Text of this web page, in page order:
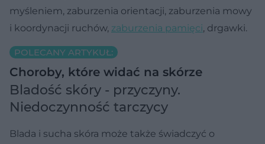
myśleniem, zaburzenia orientacji, zaburzenia mowy
i koordynacji ruchów, zaburzenia pamięci, drgawki.
POLECANY ARTYKUŁ:
Choroby, które widać na skórze
Bladość skóry - przyczyny.
Niedoczynność tarczycy
Blada i sucha skóra może także świadczyć o